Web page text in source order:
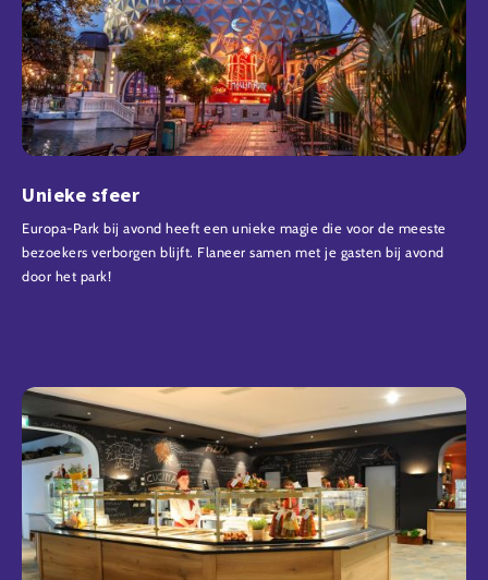
Unieke sfeer
Europa-Park bij avond heeft een unieke magie die voor de meeste
bezoekers verborgen blijft. Flaneer samen met je gasten bij avond
door het park!